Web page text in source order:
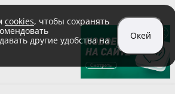
cookies, чтобы сохранять
другие удобства на
Окей